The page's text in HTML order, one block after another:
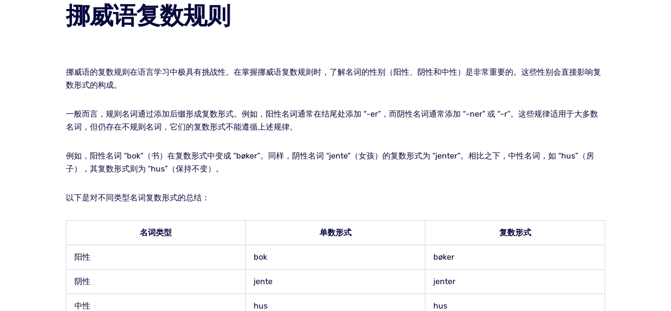
挪威语复数规则
挪威语的复数规则在语言学习中极具有挑战性。在掌握挪威语复数规则时，了解名词的性别（阳性、阴性和中性）是非常重要的。这些性别会直接影响复
数形式的构成。
一般而言，规则名词通过添加后缀形成复数形式。例如，阳性名词通常在结尾处添加 “-er”，而阴性名词通常添加 “-ner” 或 “-r”。这些规律适用于大多数
名词，但仍存在不规则名词，它们的复数形式不能遵循上述规律。
例如，阳性名词 “bok”（书）在复数形式中变成 “bøker”。同样，阴性名词 “jente”（女孩）的复数形式为 “jenter”。相比之下，中性名词，如 “hus”（房
子），其复数形式则为 “hus”（保持不变）。
以下是对不同类型名词复数形式的总结：
名词类型 单数形式 复数形式
阳性 bok bøker
阴性 jente jenter
中性 hus hus